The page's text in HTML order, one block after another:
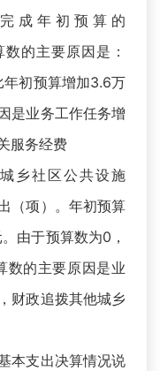
成年初预算的
的主要原因是：
初预算增加3.6万
是业务工作任务增
服务经费
社区公共设施
（项）。年初预算
由于预算数为0，
数的主要原因是业
财政追拨其他城乡
支出决算情况说